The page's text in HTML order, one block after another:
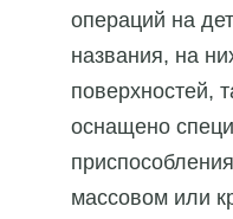
операций на
названия, на
поверхностей,
оснащено
массовом или